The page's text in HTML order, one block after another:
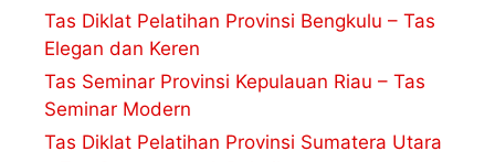
Tas Diklat Pelatihan Provinsi Bengkulu – Tas
Elegan dan Keren
Tas Seminar Provinsi Kepulauan Riau – Tas
Seminar Modern
Tas Diklat Pelatihan Provinsi Sumatera Utara